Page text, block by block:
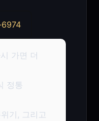
가면 더
정통
기, 그리고